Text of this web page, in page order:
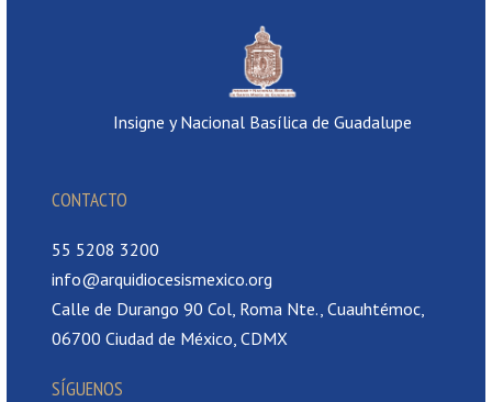
Insigne y Nacional Basílica de Guadalupe
CONTACTO
55 5208 3200
info@arquidiocesismexico.org
Calle de Durango 90 Col, Roma Nte., Cuauhtémoc,
06700 Ciudad de México, CDMX
SÍGUENOS